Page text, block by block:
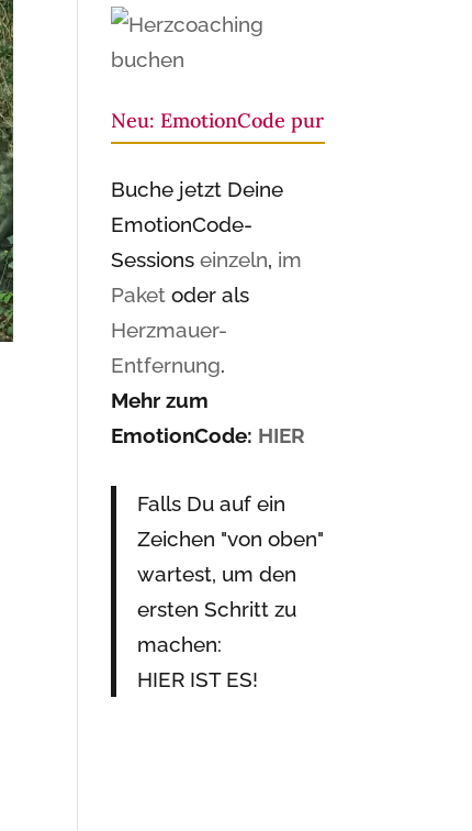
Neu: EmotionCode pur
Buche jetzt Deine
EmotionCode-
Sessionseinzeln, im
Paket oder als
Herzmauer-
Entfernung.
Mehr zum
EmotionCode: HIER
Falls Du auf ein
Zeichen "von oben"
wartest, um den
ersten Schritt zu
machen:
HIER IST ES!